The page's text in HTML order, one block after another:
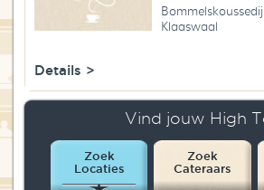
Klaaswaal
Details >
Vind jouw High
Zoek
Locaties
Zoek
Cateraars